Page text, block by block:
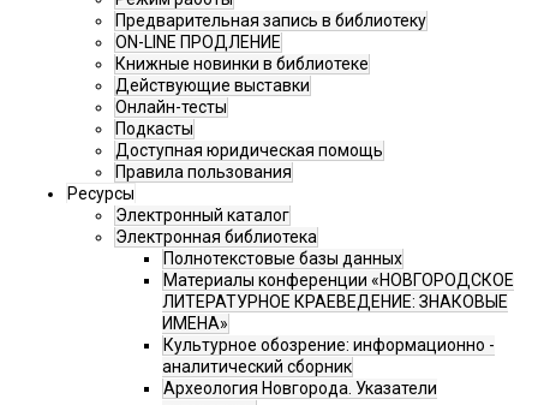
Предварительная запись в библиотеку
ON-LINE ПРОДЛЕНИЕ
Книжные новинки в библиотеке
Действующие выставки
Онлайн-тесты
Подкасты
Доступная юридическая помощь
Правила пользования
Ресурсы
Электронный каталог
Электронная библиотека
Полнотекстовые базы данных
Материалы конференции «НОВГОРОДСКОЕ
ЛИТЕРАТУРНОЕ КРАЕВЕДЕНИЕ: ЗНАКОВЫЕ
ИМЕНА»
Культурное обозрение: информационно -
аналитический сборник
Археология Новгорода. Указатели